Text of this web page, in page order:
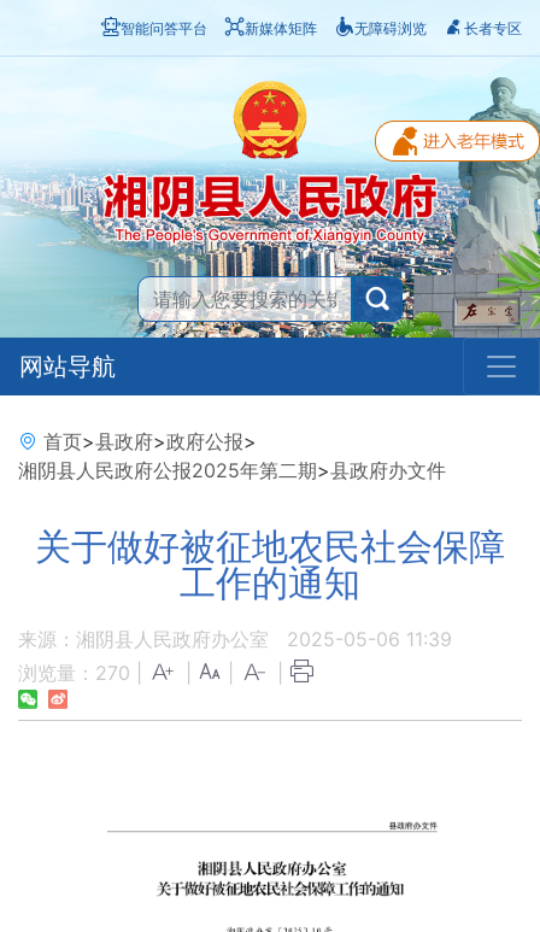
智能问答平台 新媒体矩阵 无障碍浏览 长者专区
网站导航
首页>县政府>政府公报>
湘阴县人民政府公报2025年第二期>县政府办文件
关于做好被征地农民社会保障
工作的通知
来源：湘阴县人民政府办公室
2025-05-06 11:39
浏览量： 270